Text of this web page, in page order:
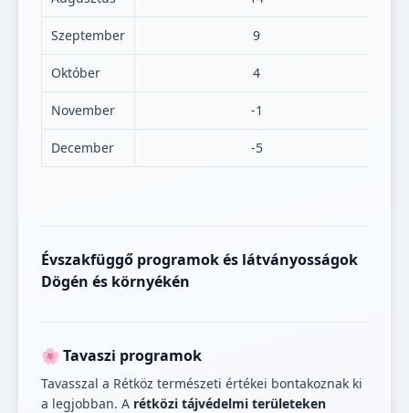
Szeptember 9
Október 4
November -1
December -5
Évszakfüggő programok és látványosságok
Dögén és környékén
🌸 Tavaszi programok
Tavasszal a Rétköz természeti értékei bontakoznak ki
a legjobban. A rétközi tájvédelmi területeken